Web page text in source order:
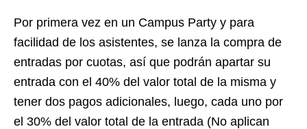
Por primera vez en un Campus Party y para
facilidad de los asistentes, se lanza la compra de
entradas por cuotas, así que podrán apartar su
entrada con el 40% del valor total de la misma y
tener dos pagos adicionales, luego, cada uno por
el 30% del valor total de la entrada (No aplican